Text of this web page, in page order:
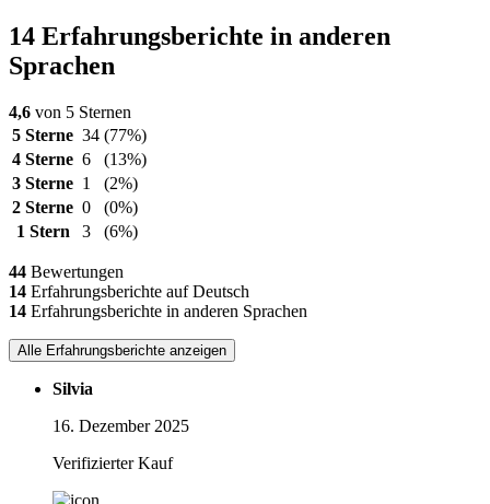
14 Erfahrungsberichte in anderen
Sprachen
4,6 von 5 Sternen
5 Sterne 34 (77%)
4 Sterne 6
(13%)
3 Sterne 1
(2%)
2 Sterne 0
(0%)
1 Stern
3 (6%)
44 Bewertungen
14 Erfahrungsberichte auf Deutsch
14 Erfahrungsberichte in anderen Sprachen
Alle Erfahrungsberichte anzeigen
Silvia
16. Dezember 2025
Verifizierter Kauf